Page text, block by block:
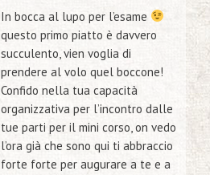
In bocca al lupo per l’esame
questo primo piatto è davvero
succulento, vien voglia di
prendere al volo quel boccone!
Confido nella tua capacità
organizzativa per l’incontro dalle
tue parti per il mini corso, on vedo
l’ora già che sono qui ti abbraccio
forte forte per augurare a te e a